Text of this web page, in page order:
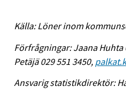
Källa: Löner inom
Förfrågningar: Jaana Huhta
Petäjä 029 551 3450,
Ansvarig statistikdirektör: